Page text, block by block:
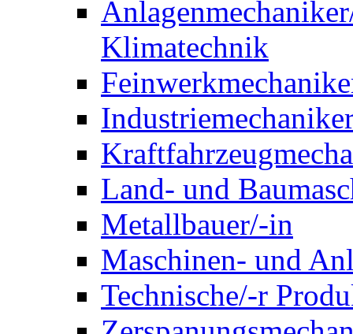
Klimatechnik
Land- und
Metallbauer/-in
Maschinen- und
Technische/-r